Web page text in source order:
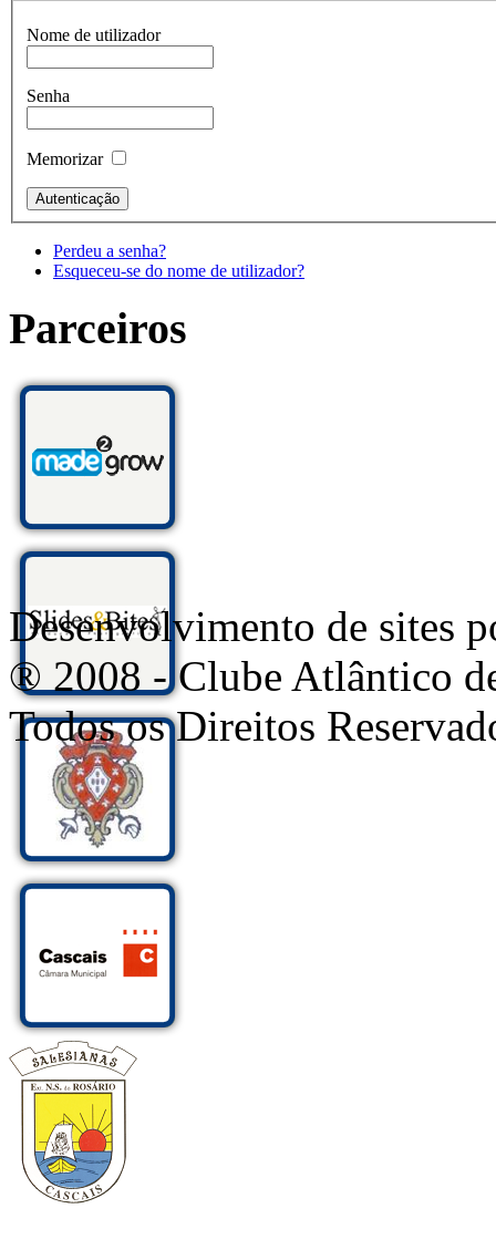
Nome de utilizador
Senha
Memorizar
Perdeu a senha?
Esqueceu-se do nome de utilizador?
Parceiros
Desenvolvimento de sites
® 2008 - Clube Atlântico
Todos os Direitos